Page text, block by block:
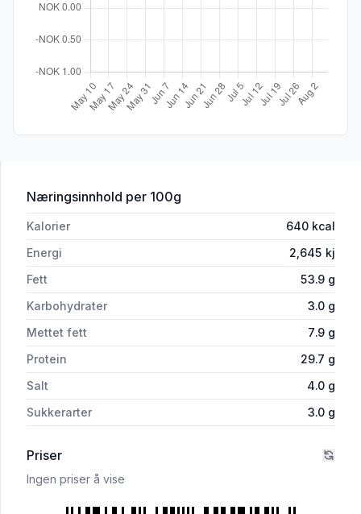
Næringsinnhold for 'Solsikkefrø Saltet 250g Meray'
per 100g
Kalorier 640 kcal
Energi
2,645 kj
Fett
53.9 g
Karbohydrater
3.0 g
Mettet fett
7.9 g
Protein
29.7 g
Salt
4.0 g
Sukkerarter
3.0 g
Priser
Ingen priser å vise